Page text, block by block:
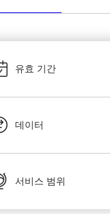
유효 기간
데이터
서비스 범위